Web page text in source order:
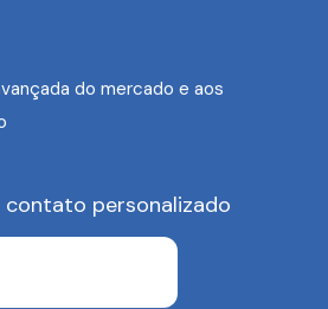
do mercado e aos
personalizado